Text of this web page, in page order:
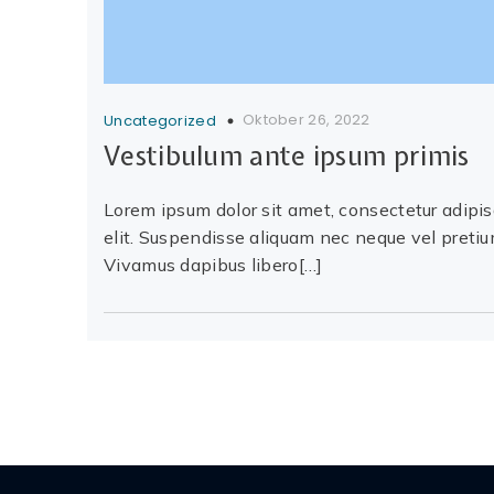
Uncategorized Oktober 26, 2022
Vestibulum ante ipsum primis
Lorem ipsum dolor sit amet, consectetur
elit. Suspendisse aliquam nec neque vel
Vivamus dapibus libero[…]